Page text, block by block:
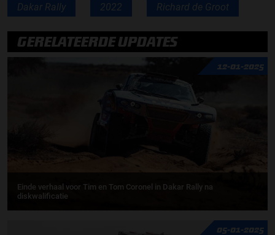
Dakar Rally 2022 Richard de Groot
GERELATEERDE UPDATES
12-01-2025
Einde verhaal voor Tim en Tom Coronel in Dakar Rally na
diskwalificatie
05-01-2025